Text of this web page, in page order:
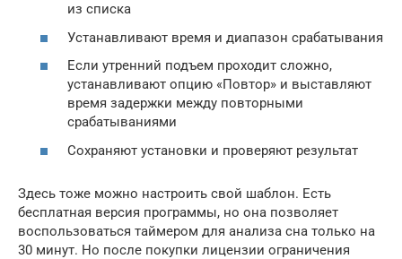
из списка
Устанавливают время и диапазон срабатывания
Если утренний подъем проходит сложно,
устанавливают опцию «Повтор» и выставляют
время задержки между повторными
срабатываниями
Сохраняют установки и проверяют результат
Здесь тоже можно настроить свой шаблон. Есть
бесплатная версия программы, но она позволяет
воспользоваться таймером для анализа сна только на
30 минут. Но после покупки лицензии ограничения